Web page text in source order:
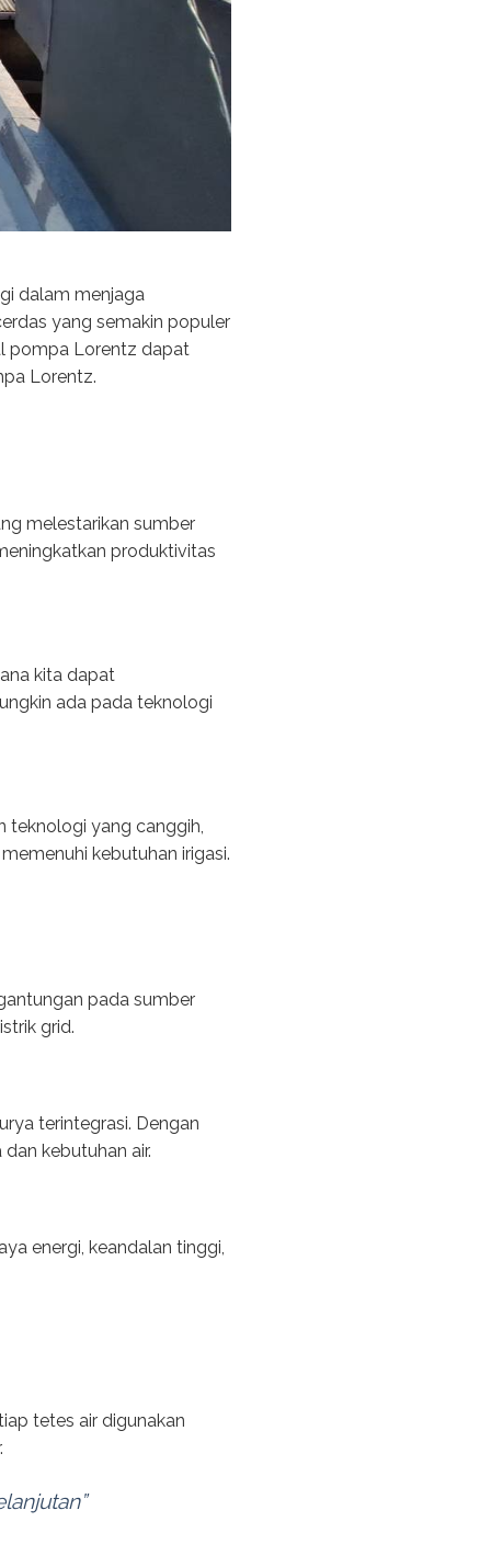
dalam menjaga
yang semakin populer
pompa Lorentz dapat
Lorentz.
melestarikan sumber
produktivitas
kita dapat
ada pada teknologi
yang canggih,
kebutuhan irigasi.
pada sumber
grid.
terintegrasi. Dengan
kebutuhan air.
energi, keandalan tinggi,
tetes air digunakan